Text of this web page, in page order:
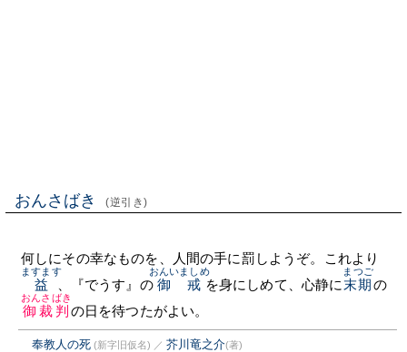
おんさばき (逆引き)
何しにその幸なものを、人間の手に罰しようぞ。これより
益
ますます
、『でうす』の 御戒
おんいましめ
を身にしめて、心静に 末期
まつご
の
御裁判
おんさばき
の日を待つたがよい。
奉教人の死 (新字旧仮名) ／ 芥川竜之介(著)